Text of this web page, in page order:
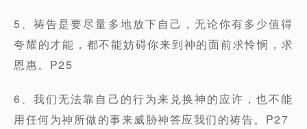
5、祷告是要尽量多地放下自己，无论你有多少值得
夸耀的才能，都不能妨碍你来到神的面前求怜悯，求
恩惠。P25
6、我们无法靠自己的行为来兑换神的应许，也不能
用任何为神所做的事来威胁神答应我们的祷告。P27